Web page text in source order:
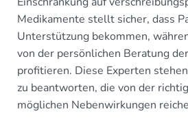
Medikamente stellt sicher, dass
Unterstützung bekommen,
von der persönlichen Beratung
profitieren. Diese Experten
zu beantworten, die von der
möglichen Nebenwirkungen